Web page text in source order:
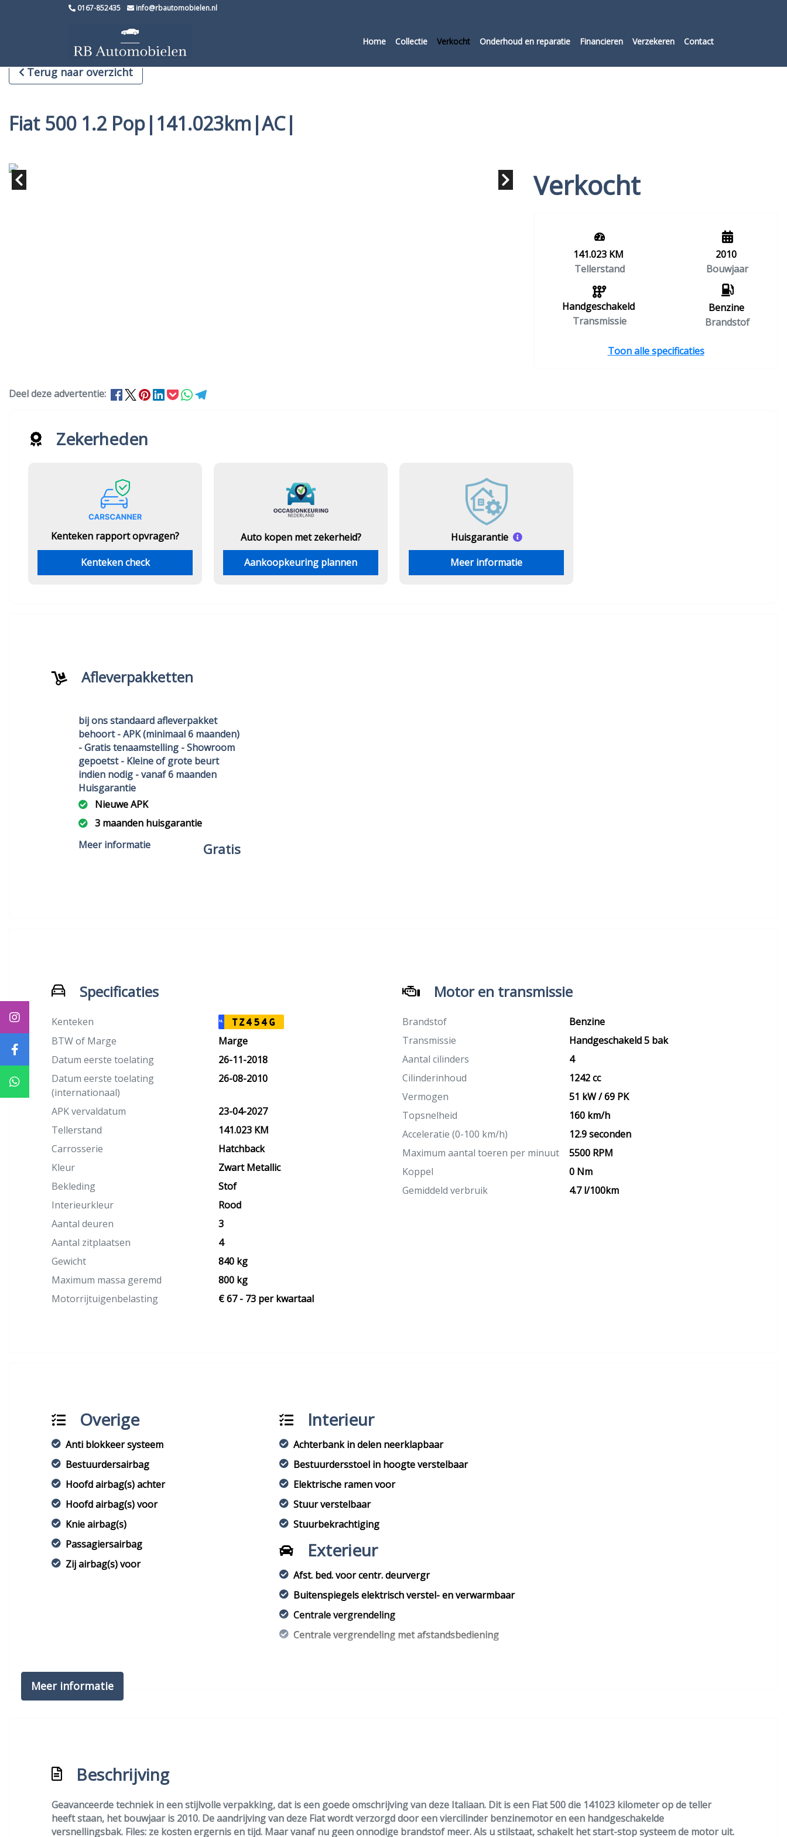
0167-852435 info@rbautomobielen.nl
Home Collectie Verkocht Onderhoud en reparatie Financieren Verzekeren Contact
Terug naar overzicht
Fiat 500 1.2 Pop|141.023km|AC|
Verkocht
141.023 KM
Tellerstand
Handgeschakeld
Transmissie
2010
Bouwjaar
Benzine
Brandstof
Toon alle specificaties
Deel deze advertentie:
Zekerheden
Kenteken rapport opvragen?
Kenteken check
Auto kopen met zekerheid?
Aankoopkeuring plannen
Huisgarantie
Meer informatie
Afleverpakketten
bij ons standaard afleverpakket
behoort - APK (minimaal 6 maanden)
- Gratis tenaamstelling - Showroom
gepoetst - Kleine of grote beurt
indien nodig - vanaf 6 maanden
Huisgarantie
Nieuwe APK
3 maanden huisgarantie
Incl. Standaard occasion
Meer informatie Gratis
Specificaties
Kenteken NL TZ454G
BTW of Marge
Marge
Datum eerste toelating
26-11-2018
Datum eerste toelating
(internationaal)
26-08-2010
APK vervaldatum
23-04-2027
Tellerstand
141.023 KM
Carrosserie
Hatchback
Kleur
Zwart Metallic
Bekleding
Stof
Interieurkleur
Rood
Aantal deuren
3
Aantal zitplaatsen
4
Gewicht
840 kg
Maximum massa geremd
800 kg
Motorrijtuigenbelasting
€ 67 - 73 per kwartaal
Motor en transmissie
Brandstof
Benzine
Transmissie
Handgeschakeld 5 bak
Aantal cilinders
4
Cilinderinhoud
1242 cc
Vermogen
51 kW / 69 PK
Topsnelheid
160 km/h
Acceleratie (0-100 km/h)
12.9 seconden
Maximum aantal toeren per minuut
5500 RPM
Koppel
0 Nm
Gemiddeld verbruik
4.7 l/100km
Overige
Anti blokkeer systeem
Bestuurdersairbag
Hoofd airbag(s) achter
Hoofd airbag(s) voor
Knie airbag(s)
Passagiersairbag
Zij airbag(s) voor
Interieur
Achterbank in delen neerklapbaar
Bestuurdersstoel in hoogte verstelbaar
Elektrische ramen voor
Stuur verstelbaar
Stuurbekrachtiging
Exterieur
Afst. bed. voor centr. deurvergr
Buitenspiegels elektrisch verstel- en verwarmbaar
Centrale vergrendeling
Centrale vergrendeling met afstandsbediening
Meer informatie
Beschrijving
Geavanceerde techniek in een stijlvolle verpakking, dat is een goede omschrijving van deze Italiaan. Dit is een Fiat 500 die 141023 kilometer op de teller
heeft staan, het bouwjaar is 2010. De aandrijving van deze Fiat wordt verzorgd door een viercilinder benzinemotor en een handgeschakelde
versnellingsbak. Files: ze kosten ergernis en tijd. Maar vanaf nu geen onnodige brandstof meer. Als u stilstaat, schakelt het start-stop systeem de motor uit.